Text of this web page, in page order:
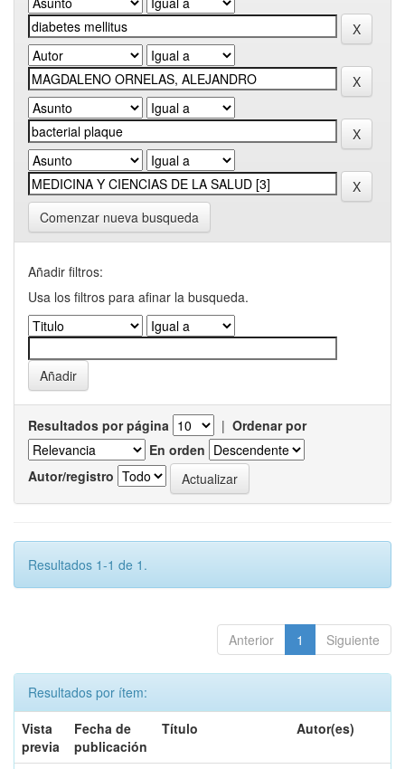
Comenzar nueva busqueda
Añadir filtros:
Usa los filtros para afinar la busqueda.
Resultados por página | Ordenar por
En orden
Autor/registro
Resultados 1-1 de 1.
Anterior 1 Siguiente
Resultados por ítem:
Vista
previa
Fecha de
publicación
Título Autor(es)